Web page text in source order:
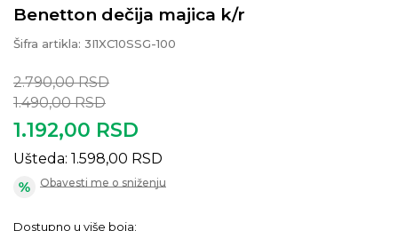
Benetton dečija majica k/r
Šifra artikla: 3I1XC10SSG-100
2.790,00 RSD
1.490,00 RSD
1.192,00 RSD
Ušteda: 1.598,00 RSD
Obavesti me o sniženju
Dostupno u više boja: